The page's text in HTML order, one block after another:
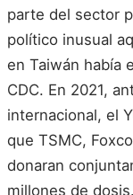
parte del sector
político inusual
en Taiwán había
CDC. En 2021,
internacional, el
que TSMC,
donaran
millones de